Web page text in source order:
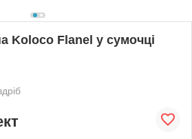
Koloco Flanel у сумочці